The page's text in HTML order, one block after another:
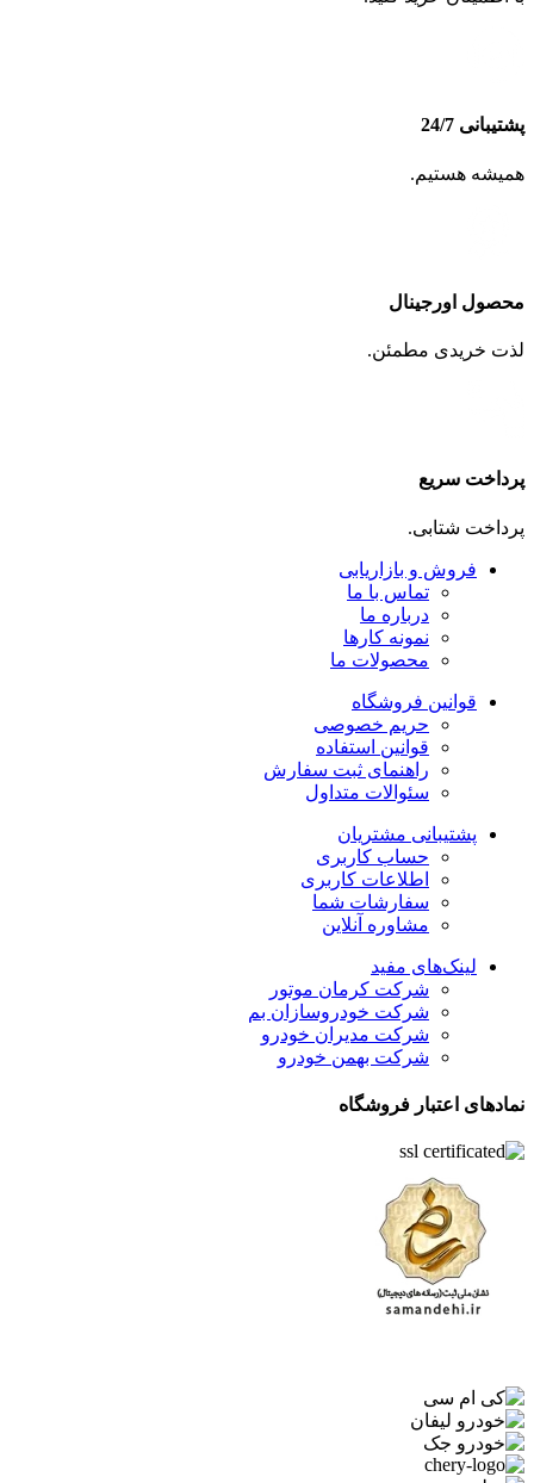
پشتیبانی 24/7
همیشه هستیم.
محصول اورجینال
لذت خریدی مطمئن.
پرداخت سریع
پرداخت شتابی.
فروش و بازاریابی
تماس با ما
درباره ما
نمونه کارها
محصولات ما
قوانین فروشگاه
حریم خصوصی
قوانین استفاده
راهنمای ثبت سفارش
سئوالات متداول
پشتیبانی مشتریان
حساب کاربری
اطلاعات کاربری
سفارشات شما
مشاوره آنلاین
لینک‌های مفید
شرکت کرمان موتور
شرکت خودروسازان بم
شرکت مدیران خودرو
شرکت بهمن خودرو
نمادهای اعتبار فروشگاه